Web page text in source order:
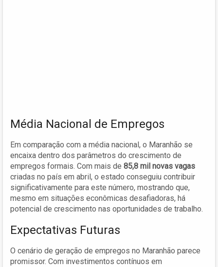
Média Nacional de Empregos
Em comparação com a média nacional, o Maranhão se
encaixa dentro dos parâmetros do crescimento de
empregos formais. Com mais de 85,8 mil novas vagas
criadas no país em abril, o estado conseguiu contribuir
significativamente para este número, mostrando que,
mesmo em situações econômicas desafiadoras, há
potencial de crescimento nas oportunidades de trabalho.
Expectativas Futuras
O cenário de geração de empregos no Maranhão parece
promissor. Com investimentos contínuos em